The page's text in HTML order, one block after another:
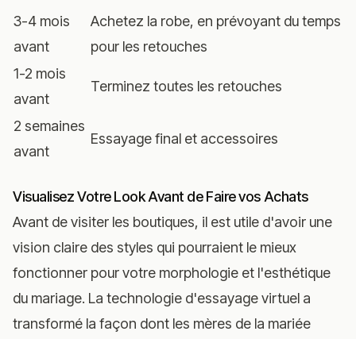
3-4 mois
avant
Achetez la robe, en prévoyant du temps
pour les retouches
1-2 mois
avant
Terminez toutes les retouches
2 semaines
avant
Essayage final et accessoires
Visualisez Votre Look Avant de Faire vos Achats
Avant de visiter les boutiques, il est utile d'avoir une
vision claire des styles qui pourraient le mieux
fonctionner pour votre morphologie et l'esthétique
du mariage. La technologie d'essayage virtuel a
transformé la façon dont les mères de la mariée